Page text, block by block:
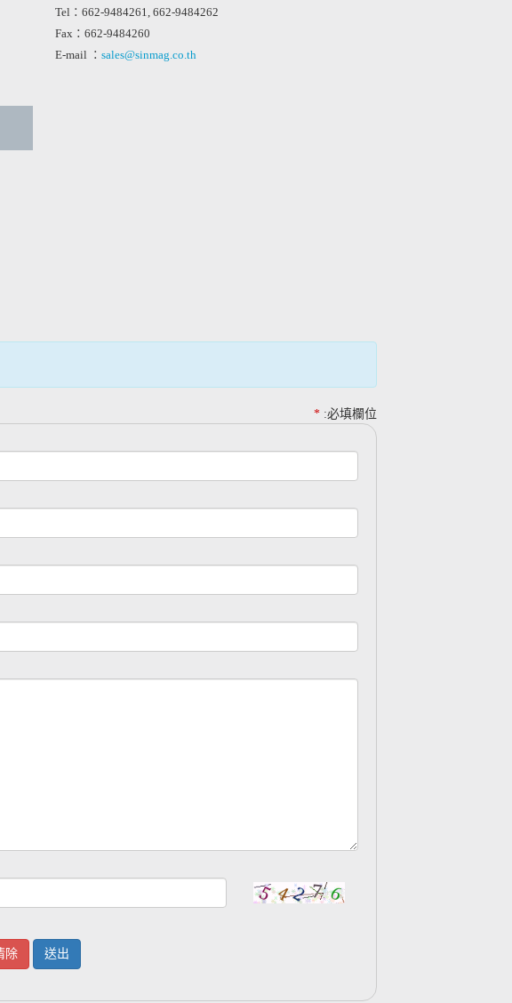
Tel：662-9484261, 662-9484262
Fax：662-9484260
E-mail ： sales@sinmag.co.th
* :必填欄位